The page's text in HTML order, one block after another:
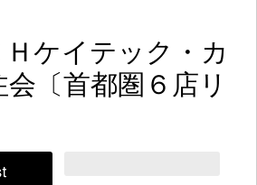
Ｈケイテック・カ
〔首都圏６店リ